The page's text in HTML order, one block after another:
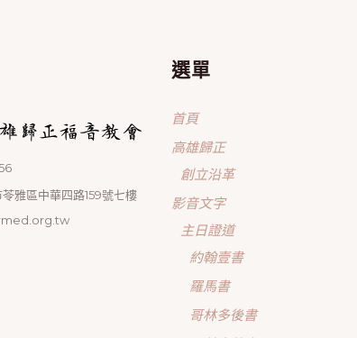
雅區中華四路159號七樓
選單
首頁
高雄歸正
創立沿革
影音文字
主日證道
約翰壹書
羅馬書
哥林多後書